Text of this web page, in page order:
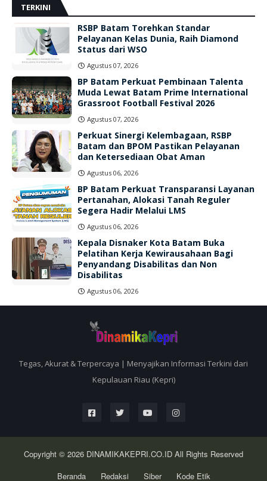
TERKINI
RSBP Batam Torehkan Standar
Pelayanan Kelas Dunia, Raih Diamond
Status dari WSO
Agustus 07, 2026
BP Batam Perkuat Pembinaan Talenta
Muda Lewat Batam Prime International
Grassroot Football Festival 2026
Agustus 07, 2026
Perkuat Sinergi Kelembagaan, RSBP
Batam dan BPOM Pastikan Pelayanan
dan Ketersediaan Obat Aman
Agustus 06, 2026
BP Batam Perkuat Transparansi Layanan
Pertanahan, Alokasi Tanah Reguler
Segera Hadir Melalui LMS
Agustus 06, 2026
Kepala Disnaker Kota Batam Buka
Pelatihan Kerja Kewirausahaan Bagi
Penyandang Disabilitas dan Non
Disabilitas
Agustus 06, 2026
Tegas, Akurat & Terpercaya | Menyajikan Informasi Terkini dari
Kepulauan Riau (Kepri)
Copyright © 2026 DINAMIKAKEPRI.CO.ID All Rights Reserved
Beranda
Redaksi Siber Kode Etik